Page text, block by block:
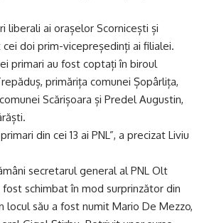
liberali ai orașelor Scornicești și
doi prim-vicepreședinți ai filialei.
primari au fost coptați în biroul
primărița comunei Șopârlița,
Scărișoara și Predel Augustin,
din cei 13 ai PNL”, a precizat Liviu
secretarul general al PNL Olt
schimbat în mod surprinzător din
locul său a fost numit Mario De Mezzo,